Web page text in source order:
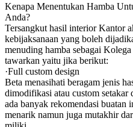
Kenapa Menentukan Hamba
Anda?
Tersangkut hasil interior Kantor
kebijaksanaan yang boleh
menuding hamba sebagai
tawarkan yaitu jika berikut:
·Full custom design
Beta menasihati beragam jenis
dimodifikasi atau custom setakar
ada banyak rekomendasi buatan
menarik namun juga mutakhir